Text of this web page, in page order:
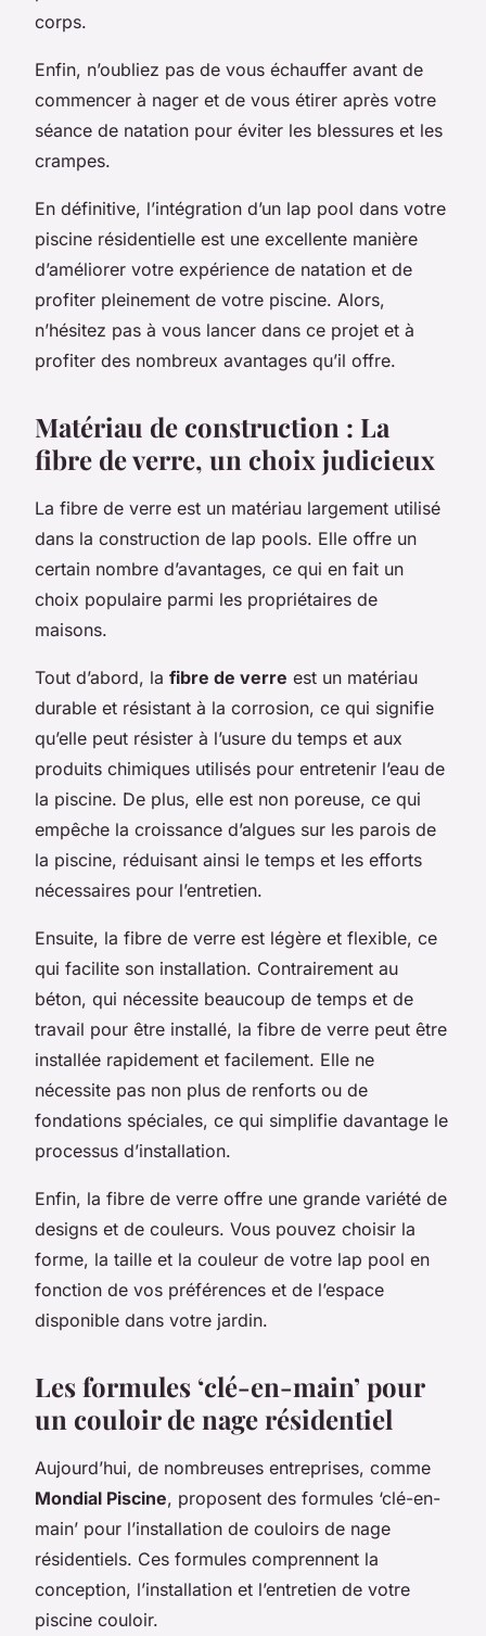
corps.
Enfin, n’oubliez pas de vous échauffer avant de
commencer à nager et de vous étirer après votre
séance de natation pour éviter les blessures et les
crampes.
En définitive, l’intégration d’un lap pool dans votre
piscine résidentielle est une excellente manière
d’améliorer votre expérience de natation et de
profiter pleinement de votre piscine. Alors,
n’hésitez pas à vous lancer dans ce projet et à
profiter des nombreux avantages qu’il offre.
Matériau de construction : La
fibre de verre, un choix judicieux
La fibre de verre est un matériau largement utilisé
dans la construction de lap pools. Elle offre un
certain nombre d’avantages, ce qui en fait un
choix populaire parmi les propriétaires de
maisons.
Tout d’abord, la fibre de verre est un matériau
durable et résistant à la corrosion, ce qui signifie
qu’elle peut résister à l’usure du temps et aux
produits chimiques utilisés pour entretenir l’eau de
la piscine. De plus, elle est non poreuse, ce qui
empêche la croissance d’algues sur les parois de
la piscine, réduisant ainsi le temps et les efforts
nécessaires pour l’entretien.
Ensuite, la fibre de verre est légère et flexible, ce
qui facilite son installation. Contrairement au
béton, qui nécessite beaucoup de temps et de
travail pour être installé, la fibre de verre peut être
installée rapidement et facilement. Elle ne
nécessite pas non plus de renforts ou de
fondations spéciales, ce qui simplifie davantage le
processus d’installation.
Enfin, la fibre de verre offre une grande variété de
designs et de couleurs. Vous pouvez choisir la
forme, la taille et la couleur de votre lap pool en
fonction de vos préférences et de l’espace
disponible dans votre jardin.
Les formules ‘clé-en-main’ pour
un couloir de nage résidentiel
Aujourd’hui, de nombreuses entreprises, comme
Mondial Piscine, proposent des formules ‘clé-en-
main’ pour l’installation de couloirs de nage
résidentiels. Ces formules comprennent la
conception, l’installation et l’entretien de votre
piscine couloir.